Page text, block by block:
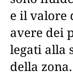
e il valore
avere dei
legati alla
della zona.